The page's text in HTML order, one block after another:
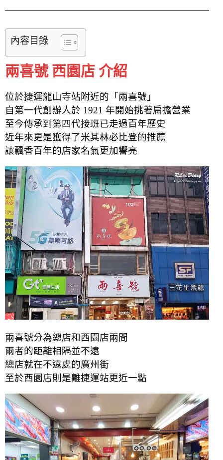
內容目錄
兩喜號 西園店 介紹
位於捷運龍山寺站附近的「兩喜號」
自第一代創辦人於 1921 年開始挑著扁擔營業
至今傳承到第四代接班已走過百年歷史
近年來更是獲得了米其林必比登的推薦
讓飄香百年的店家名氣更加響亮
兩喜號分為總店和西園店兩間
兩者的距離相隔並不遠
總店就在不遠處的廣州街
至於西園店則是離捷運站更近一點